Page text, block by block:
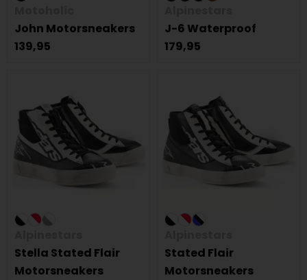
John Motorsneakers
139,95
J-6 Waterproof
179,95
Stella Stated Flair
Motorsneakers
Stated Flair
Motorsneakers